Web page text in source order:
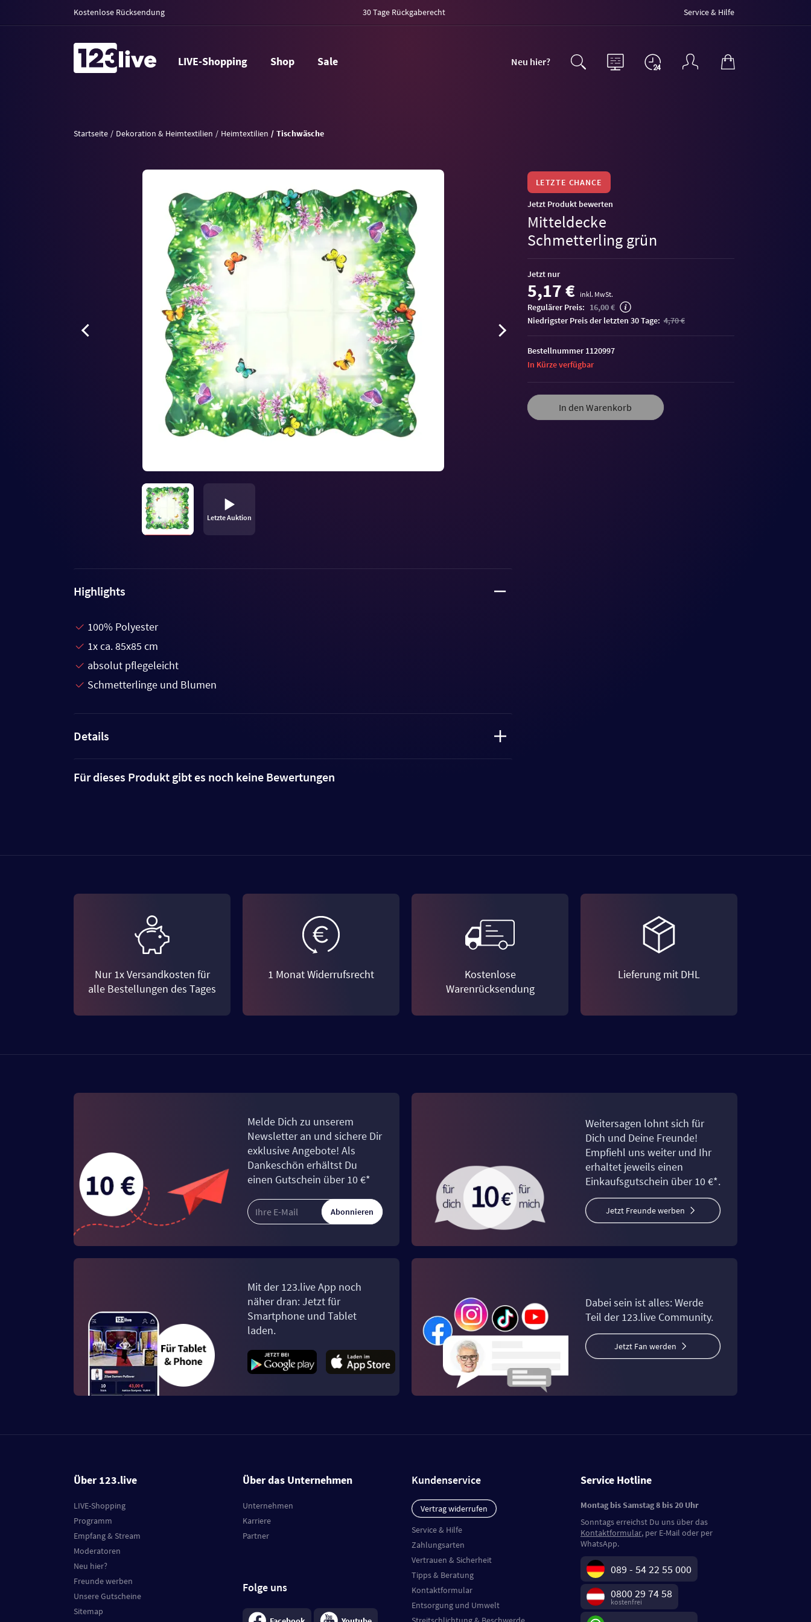
Kostenlose Rücksendung 30 Tage Rückgaberecht Service & Hilfe
LIVE-Shopping Shop Sale Neu hier?
Startseite Dekoration & Heimtextilien Heimtextilien Tischwäsche
Volume
Letzte Auktion
LETZTE CHANCE
Jetzt Produkt bewerten
Mitteldecke
Schmetterling grün
Jetzt nur
5,17 € inkl. MwSt.
Regulärer Preis: 16,00 €
niedrigster Preis der letzten 30 Tage: 4,70 €
In den Warenkorb
Bestellnummer 1120997
In Kürze verfügbar
Highlights
100% Polyester
1x ca. 85x85 cm
absolut pflegeleicht
Schmetterlinge und Blumen
Details
Für dieses Produkt gibt es noch keine Bewertungen
Nur 1x Versandkosten für
alle Bestellungen des Tages
1 Monat Widerrufsrecht
Kostenlose
Warenrücksendung
Lieferung mit DHL
Melde Dich zu unserem
Newsletter an und sichere Dir
exklusive Angebote! Als
Dankeschön erhältst Du
einen Gutschein über 10 €*
Abonnieren
Weitersagen lohnt sich für
Dich und Deine Freunde!
Empfiehl uns weiter und Ihr
erhaltet jeweils einen
Einkaufsgutschein über 10 €*.
Jetzt Freunde werben
Mit der 123.live App noch
näher dran: Jetzt für
Smartphone und Tablet
laden.
Dabei sein ist alles: Werde
Teil der 123.live Community.
Jetzt Fan werden
Über 123.live
LIVE-Shopping
Programm
Empfang & Stream
Moderatoren
Neu hier?
Freunde werben
Unsere Gutscheine
Sitemap
Über das Unternehmen
Unternehmen
Karriere
Partner
Folge uns
Kundenservice
Vertrag widerrufen
Service & Hilfe
Zahlungsarten
Vertrauen & Sicherheit
Tipps & Beratung
Kontaktformular
Entsorgung und Umwelt
Service Hotline
Montag bis Samstag 8 bis 20 Uhr
Sonntags erreichst Du uns über das
Kontaktformular, per E-Mail oder per
WhatsApp.
089 - 54 22 55 000
0800 29 74 58
kostenfrei